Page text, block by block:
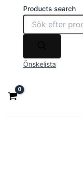
Products search
Önskelista